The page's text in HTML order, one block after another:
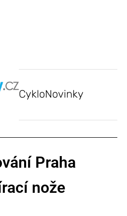
CykloNovinky
Praha
nože